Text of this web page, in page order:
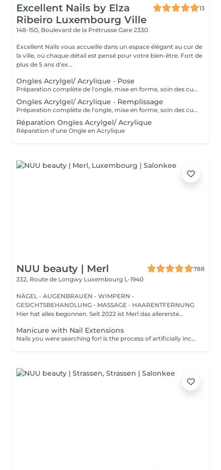
Excellent Nails by Elza
Ribeiro Luxembourg Ville
13
148-150, Boulevard de la Prétrusse Gare 2330
Excellent Nails vous accueille dans un espace élégant au cur de
la ville, où chaque détail est pensé pour votre bien-être. Fort de
plus de 5 ans d'ex...
Ongles Acrylgel/ Acrylique - Pose
Préparation complète de l'ongle, mise en forme, soin des cuticules et pose acrylique avec la couleur de votre choix.
Ongles Acrylgel/ Acrylique - Remplissage
Préparation complète de l'ongle, mise en forme, soin des cuticules et remplissage acrylique avec la couleur de votre choix.
Réparation Ongles Acrylgel/ Acrylique
Réparation d'une Ongle en Acrylique
NUU beauty | Merl
788
332, Route de Longwy Luxembourg L-1940
NÄGEL - AUGENBRAUEN - WIMPERN -
GESICHTSBEHANDLUNG - MASSAGE - HAARENTFERNUNG
Hier hat alles begonnen. Seit 2022 ist Merl das allererste
Manicure with Nail Extensions
Nails you were searching for! is the process of artificially increasing the length of the nail using polygel material in order to correct the defects of the natural nail delamination and weakness of the nail plate. Our masters do edged, hardware, or combined manicure. How is polygel extension done? - removal of old semi-permanent (if needed) - rough skin is removed - the shape of the nail plate is corrected - the cuticle and side ridges are corrected - polygel is applied - semi-permanent nail polish is applied - cuticle oil and hand cream are applied Age restrictions: recommended to do from 16 years. Post procedure recommendations: there are no post recommendations for this procedure. Frequency: once in 3 weeks.